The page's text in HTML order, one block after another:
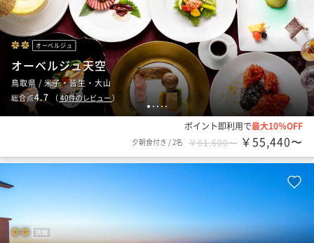
1 2 345
オーベルジュ
オーベルジュ天空
鳥取県 / 米子・皆生・大山
総合点4.7 （ 40件のレビュー）
ポイント即利用で最大10％OFF
夕朝食付き /2名 ￥61,600〜 ￥55,440〜
旅館